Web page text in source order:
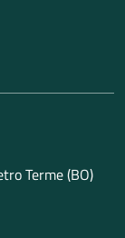
Terme (BO)